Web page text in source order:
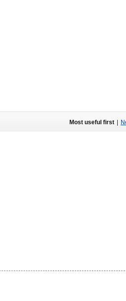
Most useful first